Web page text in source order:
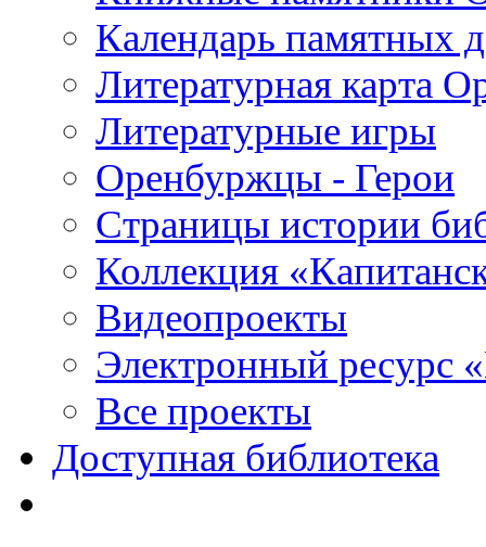
Календарь памятных
Литературная карта
Литературные игры
Оренбуржцы - Герои
Страницы истории
Коллекция
Видеопроекты
Электронный ресурс
Все проекты
Доступная библиотека